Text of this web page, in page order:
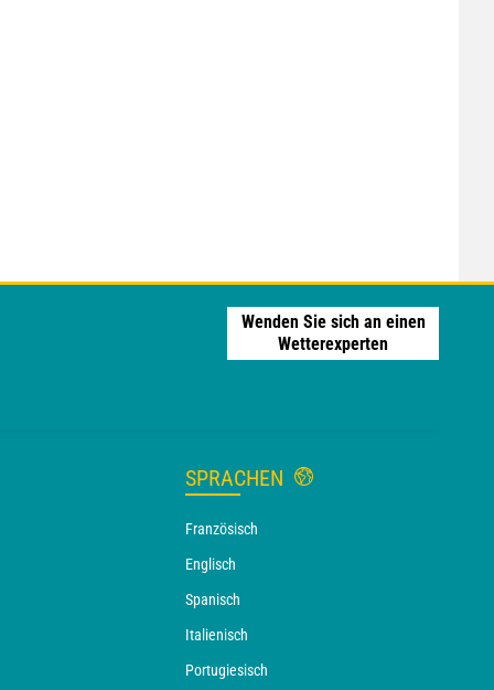
Wenden Sie sich an einen
Wetterexperten
SPRACHEN
Französisch
Englisch
Spanisch
Italienisch
Portugiesisch